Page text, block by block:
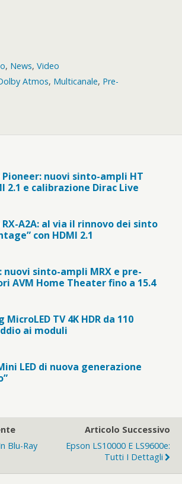
, News, Video
Atmos, Multicanale, Pre-
Pioneer: nuovi sinto-ampli HT
2.1 e calibrazione Dirac Live
A2A: al via il rinnovo dei sinto
con HDMI 2.1
nuovi sinto-ampli MRX e pre-
AVM Home Theater fino a 15.4
MicroLED TV 4K HDR da 110
ai moduli
LED di nuova generazione
Blu-Ray
Articolo Successivo
Epson LS10000 E LS9600e:
Tutti I Dettagli